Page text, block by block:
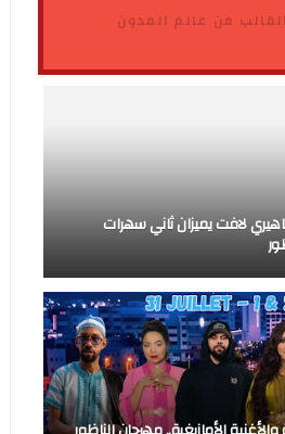
من عالم المدون
لافت يميزان ثاني سهرات